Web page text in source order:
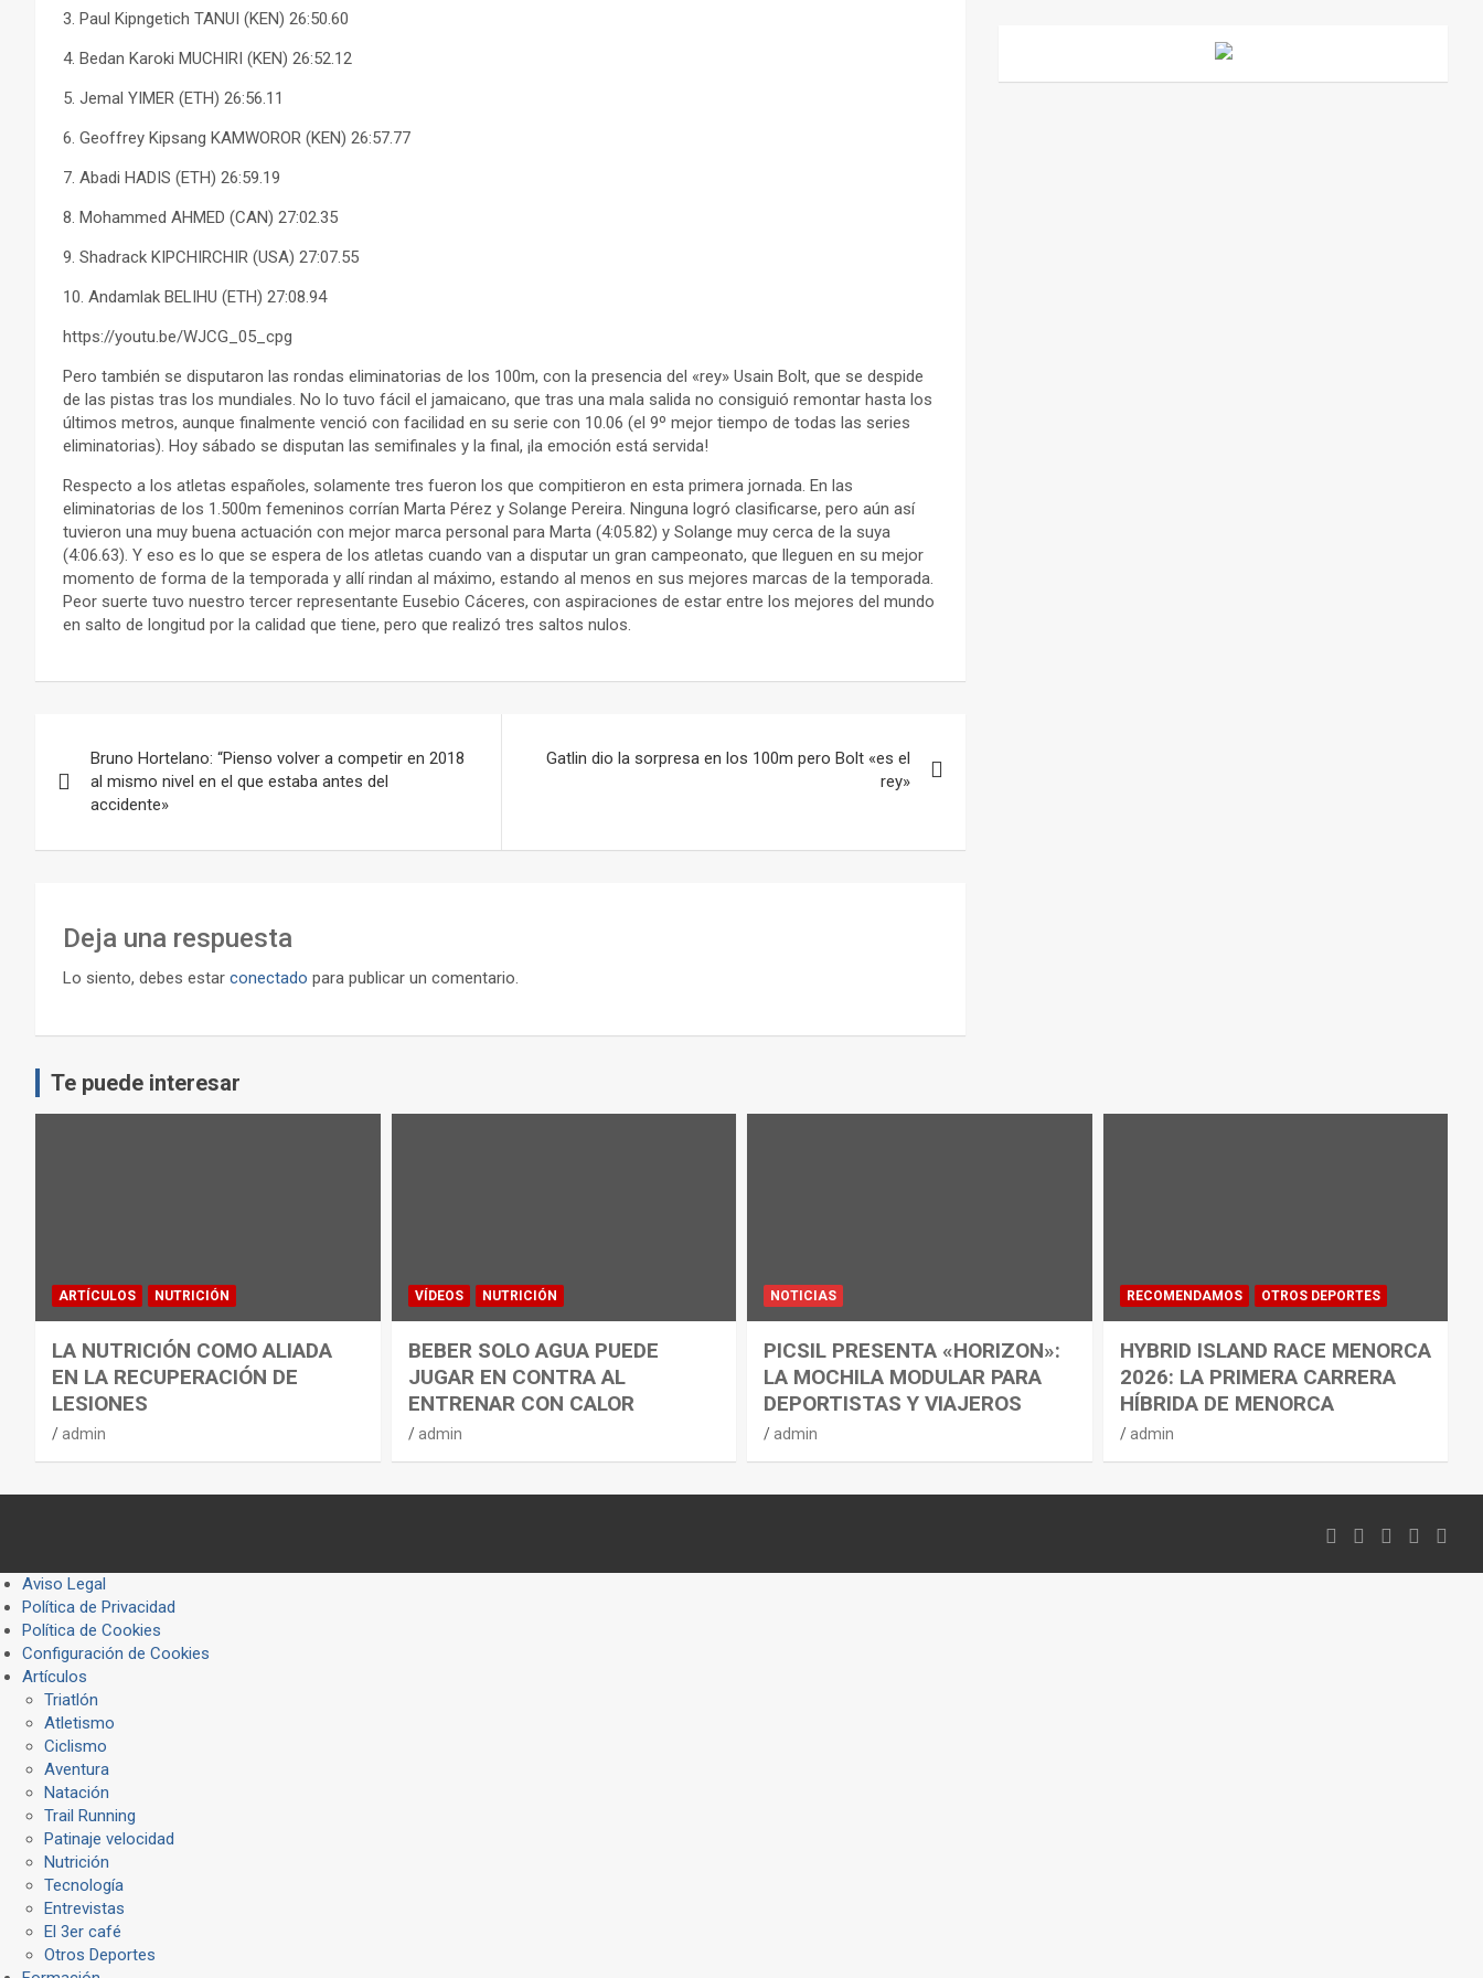
3. Paul Kipngetich TANUI (KEN) 26:50.60
4. Bedan Karoki MUCHIRI (KEN) 26:52.12
5. Jemal YIMER (ETH) 26:56.11
6. Geoffrey Kipsang KAMWOROR (KEN) 26:57.77
7. Abadi HADIS (ETH) 26:59.19
8. Mohammed AHMED (CAN) 27:02.35
9. Shadrack KIPCHIRCHIR (USA) 27:07.55
10. Andamlak BELIHU (ETH) 27:08.94
https://youtu.be/WJCG_05_cpg
Pero también se disputaron las rondas eliminatorias de los 100m, con la presencia del «rey» Usain Bolt, que se despide
de las pistas tras los mundiales. No lo tuvo fácil el jamaicano, que tras una mala salida no consiguió remontar hasta los
últimos metros, aunque finalmente venció con facilidad en su serie con 10.06 (el 9º mejor tiempo de todas las series
eliminatorias). Hoy sábado se disputan las semifinales y la final, ¡la emoción está servida!
Respecto a los atletas españoles, solamente tres fueron los que compitieron en esta primera jornada. En las
eliminatorias de los 1.500m femeninos corrían Marta Pérez y Solange Pereira. Ninguna logró clasificarse, pero aún así
tuvieron una muy buena actuación con mejor marca personal para Marta (4:05.82) y Solange muy cerca de la suya
(4:06.63). Y eso es lo que se espera de los atletas cuando van a disputar un gran campeonato, que lleguen en su mejor
momento de forma de la temporada y allí rindan al máximo, estando al menos en sus mejores marcas de la temporada.
Peor suerte tuvo nuestro tercer representante Eusebio Cáceres, con aspiraciones de estar entre los mejores del mundo
en salto de longitud por la calidad que tiene, pero que realizó tres saltos nulos.
de
Bruno Hortelano: “Pienso volver a competir en 2018
al mismo nivel en el que estaba antes del
accidente»
Gatlin dio la sorpresa en los 100m pero Bolt «es el
rey»
Deja una respuesta
Lo siento, debes estar conectado para publicar un comentario.
Te puede interesar
ARTÍCULOS NUTRICIÓN
LA NUTRICIÓN COMO ALIADA
EN LA RECUPERACIÓN DE
LESIONES
admin
VÍDEOS NUTRICIÓN
BEBER SOLO AGUA PUEDE
JUGAR EN CONTRA AL
ENTRENAR CON CALOR
admin
NOTICIAS
PICSIL PRESENTA «HORIZON»:
LA MOCHILA MODULAR PARA
DEPORTISTAS Y VIAJEROS
admin
RECOMENDAMOS OTROS DEPORTES
HYBRID ISLAND RACE MENORCA
2026: LA PRIMERA CARRERA
HÍBRIDA DE MENORCA
admin
Aviso Legal
Política de Privacidad
Política de Cookies
Configuración de Cookies
Artículos
Triatlón
Atletismo
Ciclismo
Aventura
Natación
Trail Running
Patinaje velocidad
Nutrición
Tecnología
Entrevistas
El 3er café
Otros Deportes